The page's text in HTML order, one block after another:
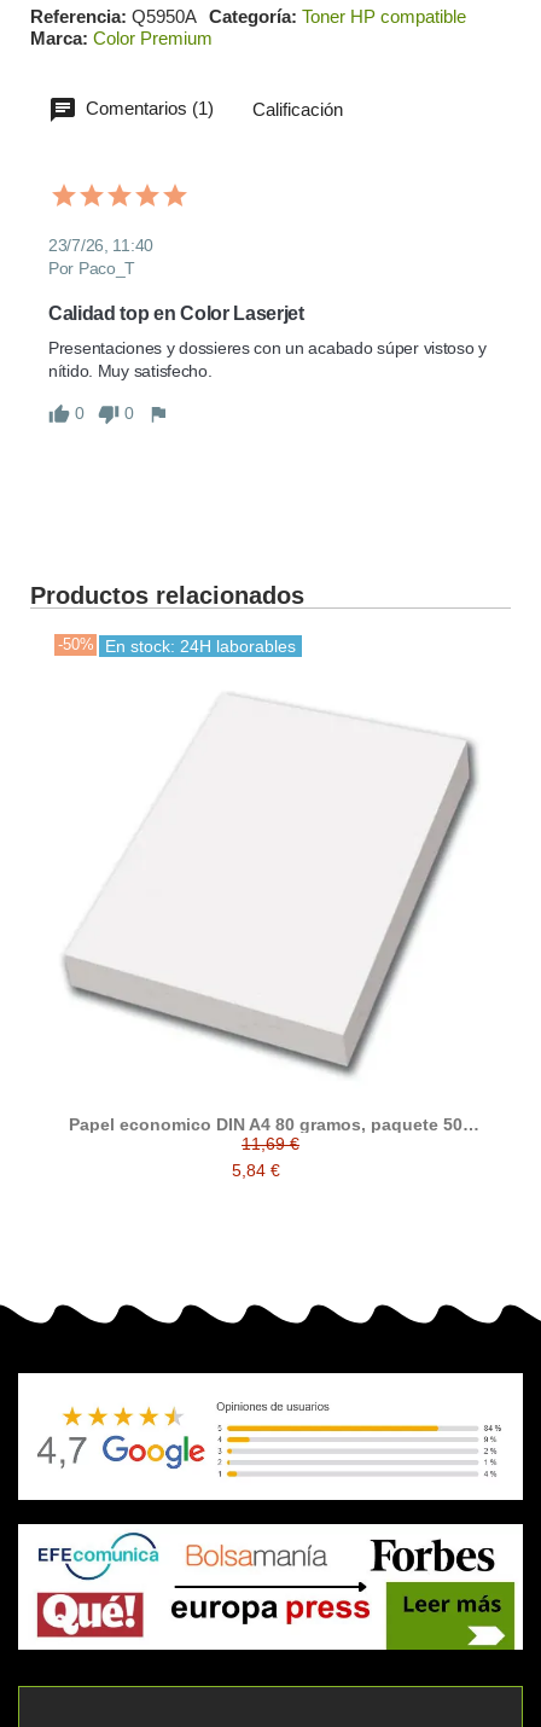
Referencia Q5950A Categoría Toner HP compatible
Marca Color Premium
Comentarios (1) Calificación
23/7/26, 11:40
Por Paco_T
Calidad top en Color Laserjet
Presentaciones y dossieres con un acabado súper vistoso y
nítido. Muy satisfecho.
0 0
Productos relacionados
-50% En stock: 24H laborables
Papel economico DIN A4 80 gramos, paquete 500
folios
11,69 €
5,84 €